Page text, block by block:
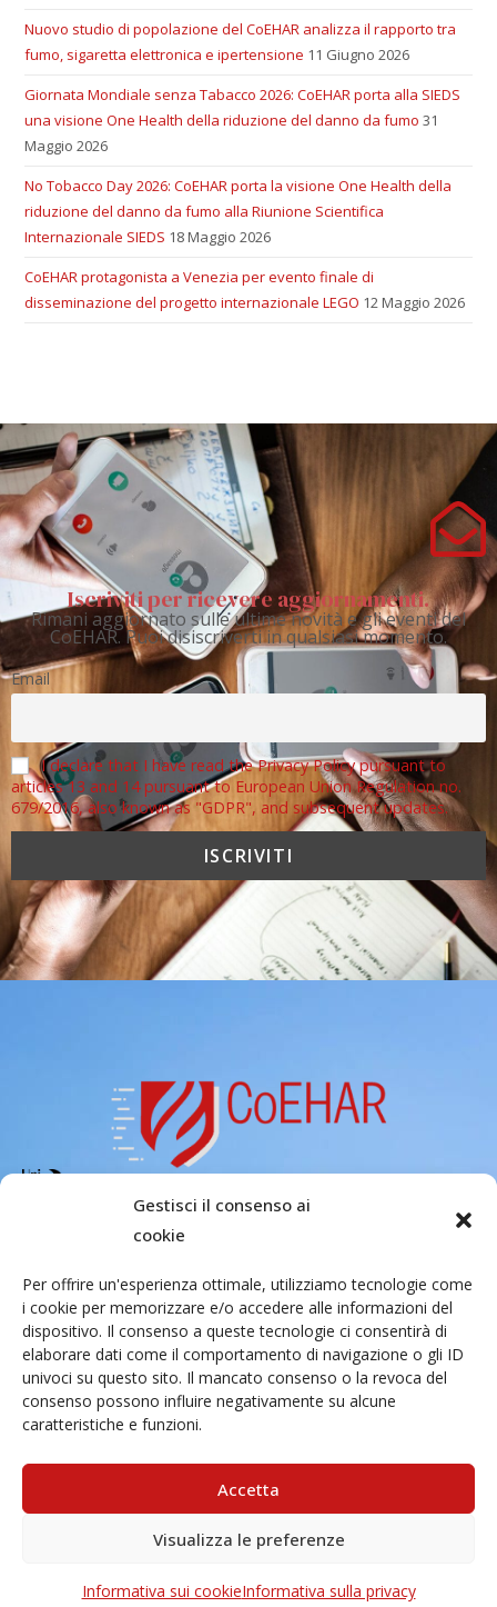
Gestisci il consenso ai
cookie
Per offrire un'esperienza ottimale, utilizziamo tecnologie come
i cookie per memorizzare e/o accedere alle informazioni del
dispositivo. Il consenso a queste tecnologie ci consentirà di
elaborare dati come il comportamento di navigazione o gli ID
univoci su questo sito. Il mancato consenso o la revoca del
consenso possono influire negativamente su alcune
caratteristiche e funzioni.
Accetta
Visualizza le preferenze
Informativa sui cookieInformativa sulla privacy
Nuovo studio di popolazione del CoEHAR analizza il rapporto tra
fumo, sigaretta elettronica e ipertensione 11 Giugno 2026
Giornata Mondiale senza Tabacco 2026: CoEHAR porta alla SIEDS
una visione One Health della riduzione del danno da fumo 31
Maggio 2026
No Tobacco Day 2026: CoEHAR porta la visione One Health della
riduzione del danno da fumo alla Riunione Scientifica
Internazionale SIEDS 18 Maggio 2026
CoEHAR protagonista a Venezia per evento finale di
disseminazione del progetto internazionale LEGO 12 Maggio 2026
Iscriviti per ricevere aggiornamenti.
Rimani aggiornato sulle ultime novità e gli eventi del
CoEHAR. Puoi disiscriverti in qualsiasi momento.
Email
I declare that I have read the Privacy Policy pursuant to
articles 13 and 14 pursuant to European Union Regulation no.
679/2016, also known as "GDPR", and subsequent updates.
Copyright 2026 – Center of Excellence
Tutti i diritti riservati.
Indirizzo email